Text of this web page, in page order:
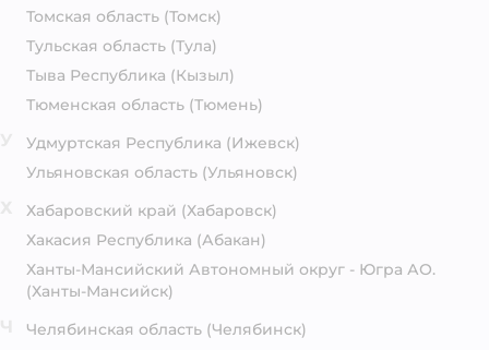
Томская область (Томск)
Тульская область (Тула)
Тыва Республика (Кызыл)
Тюменская область (Тюмень)
Удмуртская Республика (Ижевск)
Ульяновская область (Ульяновск)
Хабаровский край (Хабаровск)
Хакасия Республика (Абакан)
Ханты-Мансийский Автономный округ - Югра АО.
(Ханты-Мансийск)
Челябинская область (Челябинск)